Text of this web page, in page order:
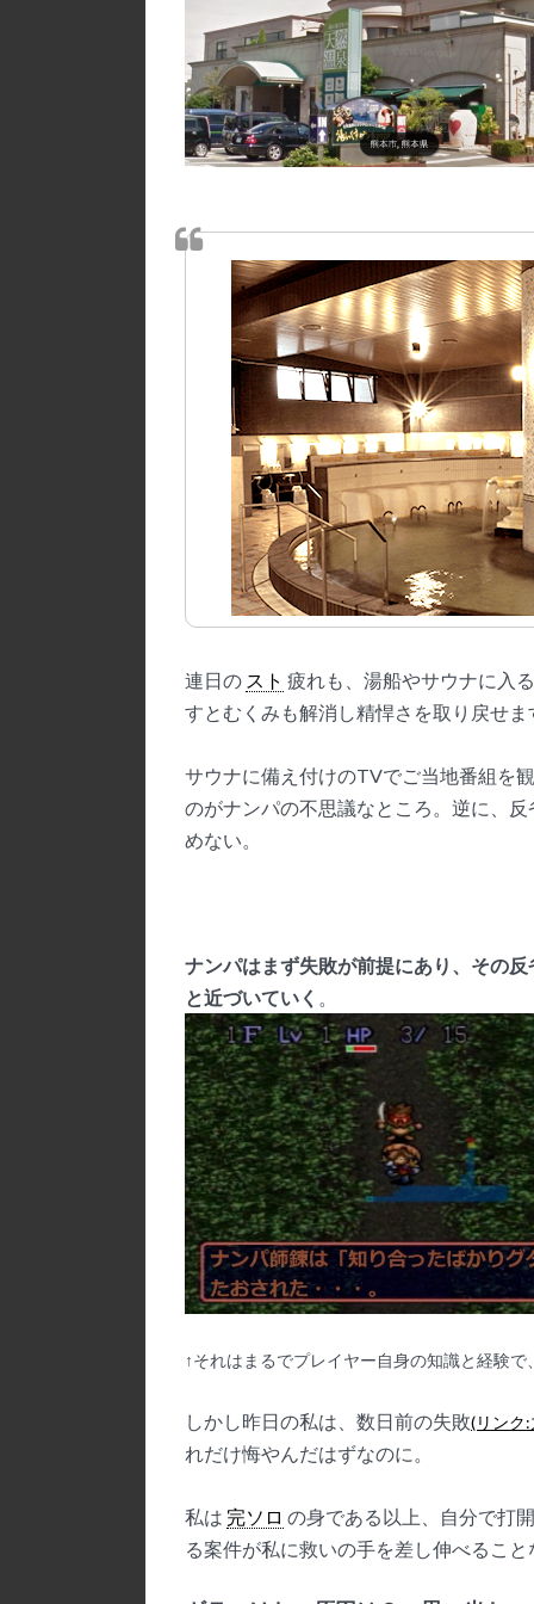
連日の スト 疲れも、湯船やサウナに入
すとむくみも解消し精悍さを取り戻せま
サウナに備え付けのTVでご当地番組を
のがナンパの不思議なところ。逆に、
めない。
ナンパはまず失敗が前提にあり、その
と近づいていく
↑それはまるでプレイヤー自身の知識と経験
しかし昨日の私は、数日前の失敗(リンク
れだけ悔やんだはずなのに。
私は 完ソロ の身である以上、自分で打
る案件が私に救いの手を差し伸べるこ